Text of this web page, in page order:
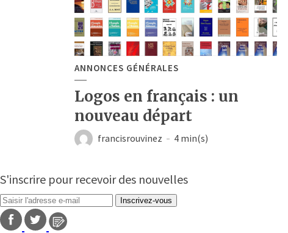
ANNONCES GÉNÉRALES
Logos en français : un
nouveau départ
francisrouvinez 4 min(s)